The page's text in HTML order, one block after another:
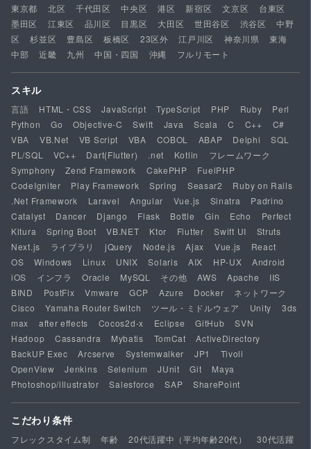
東京都
北区 千代田区 中央区 港区 新宿区 文京区
台東区
墨田区
江東区 品川区 目黒区 大田区 世田谷区 渋谷区
中野
区
杉並区 豊島区 板橋区 23区外 江戸川区 神奈川県
東海
中部
近畿 九州 中国・四国 沖縄 フルリモート
スキル
言語 HTML・CSS JavaScript TypeScript PHP Ruby
Perl
Python
Go Objective-C Swift Java Scala C C++
C#
VBA
VB.Net VB Script VBA COBOL ABAP Delphi
SQL
PL/SQL
VC++ Dart(Flutter) .net Kotlin
フレームワーク
Symphony
Zend Framework CakePHP
FuelPHP
CodeIgniter
Play Framework Spring Seasar2
Ruby on Rails
.Net Framework
Laravel Angular Vue.js Sinatra
Padrino
Catalyst
Dancer Django Flask Bottle Gin Echo
Perfect
Kitura
Spring Boot VB.NET Ktor Flutter Swift UI
Struts
Next.js
ライブラリ jQuery Node.js Ajax Vue.js
React
OS
Windows Linux UNIX Solaris AIX HP-UX
Android
iOS
インフラ Oracle MySQL その他 AWS Apache
IIS
BIND
PostFix Vmware GCP Azure Docker
ネットワーク
Cisco
Yamaha Router Switch ツール・ミドルウェア Unity
3ds
max
after effects Cocos2d-x Eclipse GitHub
SVN
Hadoop
Cassandra Mybatis TomCat
ActiveDirectory
BackUP Exec
Arcserve Systemwalker JP1
Tivoli
OpenView
Jenkins Selenium JUnit Git
Maya
Photoshop/illustrator
Salesforce SAP SharePoint
こだわり条件
フレックスタイム制 年齢 20代活躍中（平均年齢20代）
30代活躍